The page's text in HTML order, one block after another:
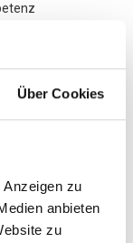
Über Cookies
zu
anbieten
zu